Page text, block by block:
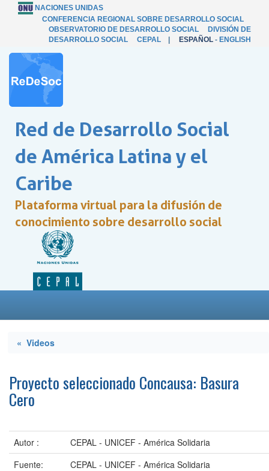
NACIONES UNIDAS
CONFERENCIA REGIONAL SOBRE DESARROLLO SOCIAL
OBSERVATORIO DE DESARROLLO SOCIAL
DIVISIÓN DE
DESARROLLO SOCIAL
CEPAL ESPAÑOL - ENGLISH
Red de Desarrollo Social
de América Latina y el
Caribe
Plataforma virtual para la difusión de
conocimiento sobre desarrollo social
« Videos
Proyecto seleccionado Concausa: Basura
Cero
Autor :
CEPAL - UNICEF - América Solidaria
Fuente:
CEPAL - UNICEF - América Solidaria